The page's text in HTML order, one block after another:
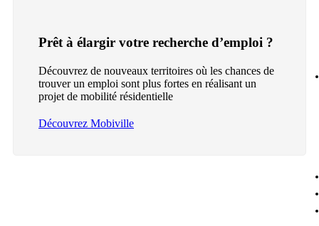
Prêt à élargir votre recherche d’emploi ?
Découvrez de nouveaux territoires où les chances de
trouver un emploi sont plus fortes en réalisant un
projet de mobilité résidentielle
Découvrez Mobiville